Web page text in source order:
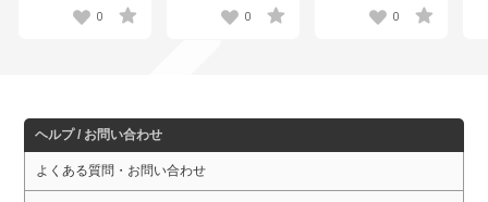
0 0 0
ヘルプ / お問い合わせ
よくある質問・お問い合わせ